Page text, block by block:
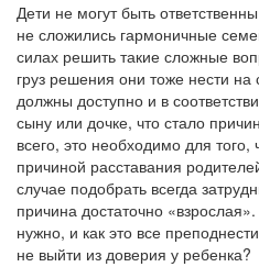
Дети не могут быть
не сложились гармоничные
силах решить такие сложные
груз решения они тоже нести
должны доступно и в
сыну или дочке, что стало
всего, это необходимо для
причиной расставания
случае подобрать всегда
причина достаточно
нужно, и как это все
не выйти из доверия у ребенка?